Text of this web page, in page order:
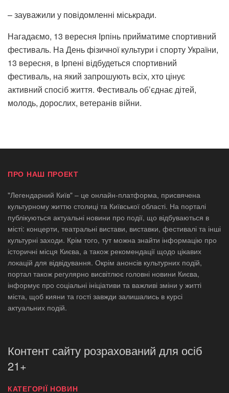
– зауважили у повідомленні міськради.
Нагадаємо, 13 вересня Ірпінь прийматиме спортивний
фестиваль. На День фізичної культури і спорту України,
13 вересня, в Ірпені відбудеться спортивний
фестиваль, на який запрошують всіх, хто цінує
активний спосіб життя. Фестиваль об’єднає дітей,
молодь, дорослих, ветеранів війни.
ПРО НАШ ПРОЕКТ
"Легендарний Київ" – це онлайн-платформа, присвячена
культурному життю столиці та Київської області. На порталі
публікуються актуальні новини про події, що відбуваються в
місті: концерти, театральні вистави, виставки, фестивалі та інші
культурні заходи. Крім того, тут можна знайти інформацію про
історичні місця Києва, а також рекомендації щодо цікавих
локацій для відвідування. Окрім анонсів культурних подій,
портал також регулярно висвітлює головні новини Києва,
інформує про соціальні ініціативи та важливі зміни у житті
міста, щоб кияни та гості завжди залишались в курсі
актуальних подій.
Контент сайту розрахований для осіб
21+
КАТЕГОРІЇ НОВИН